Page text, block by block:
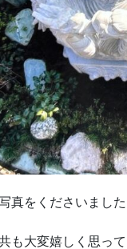
真をくださいました
も大変嬉しく思って